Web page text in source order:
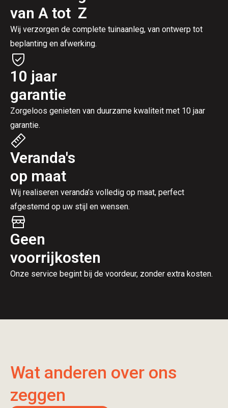
van A tot Z
Wij verzorgen de complete tuinaanleg, van ontwerp tot
beplanting en afwerking.
10 jaar
garantie
Zorgeloos genieten van duurzame kwaliteit met 10 jaar
garantie.
Veranda's
op maat
Wij realiseren veranda’s volledig op maat, perfect
afgestemd op uw stijl en wensen.
Geen
voorrijkosten
Onze service begint bij de voordeur, zonder extra kosten.
Wat anderen over ons
zeggen